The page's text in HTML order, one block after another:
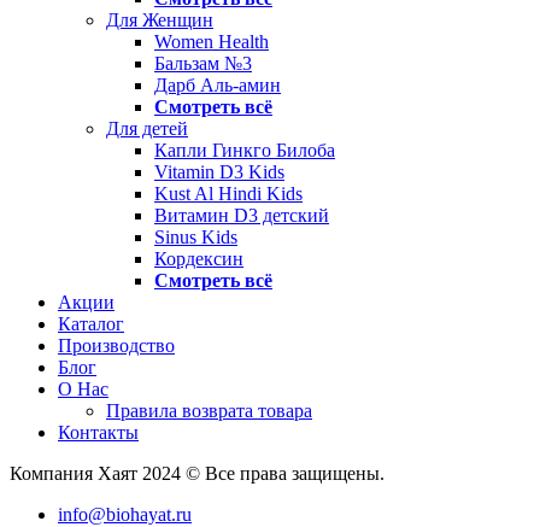
Для Женщин
Women Health
Бальзам №3
Дарб Аль-амин
Смотреть всё
Для детей
Капли Гинкго Билоба
Vitamin D3 Kids
Kust Al Hindi Kids
Витамин D3 детский
Sinus Kids
Кордексин
Смотреть всё
Акции
Каталог
Производство
Блог
О Нас
Правила возврата товара
Контакты
Компания Хаят 2024 © Все права защищены.
info@biohayat.ru